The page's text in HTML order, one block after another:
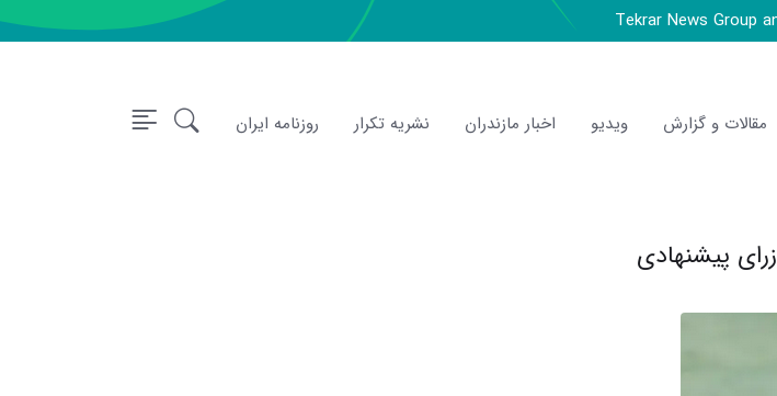
Tekrar News Group
مقالات و گزارش ویدیو اخبار مازندران نشریه تکرار روزنامه ایران
پیشنهادی